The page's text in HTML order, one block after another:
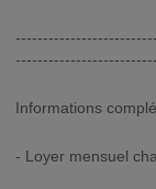
Informations
- Loyer mensuel